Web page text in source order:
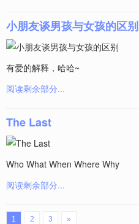
小朋友谈男孩与女孩的区别
有爱的解释，哈哈~
阅读剩余部分...
The Last
Who What When Where Why
阅读剩余部分...
1 2 3 »